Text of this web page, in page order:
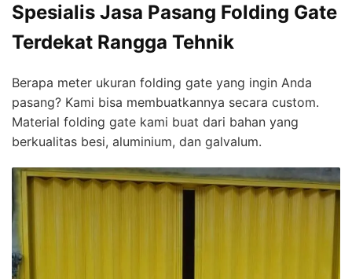
Spesialis Jasa Pasang Folding Gate
Terdekat Rangga Tehnik
Berapa meter ukuran folding gate yang ingin Anda
pasang? Kami bisa membuatkannya secara custom.
Material folding gate kami buat dari bahan yang
berkualitas besi, aluminium, dan galvalum.